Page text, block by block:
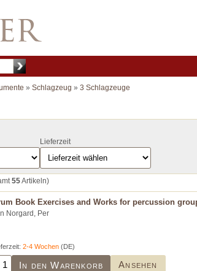
» Schlagzeug » 3 Schlagzeuge
Lieferzeit
55Artikeln)
Book Exercises and Works for percussion
Norgard, Per
2-4 Wochen (DE)
In den Warenkorb Ansehen